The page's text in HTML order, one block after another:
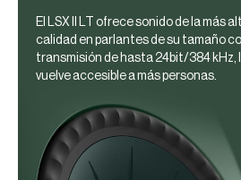
El LSX II LT ofrece sonido de la más
calidad en parlantes de su tamaño
transmisión de hasta 24bit/384 kHz,
vuelve accesible a más personas.